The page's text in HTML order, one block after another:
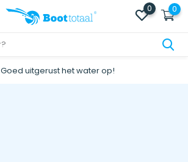
0 0
Goed uitgerust het water op!